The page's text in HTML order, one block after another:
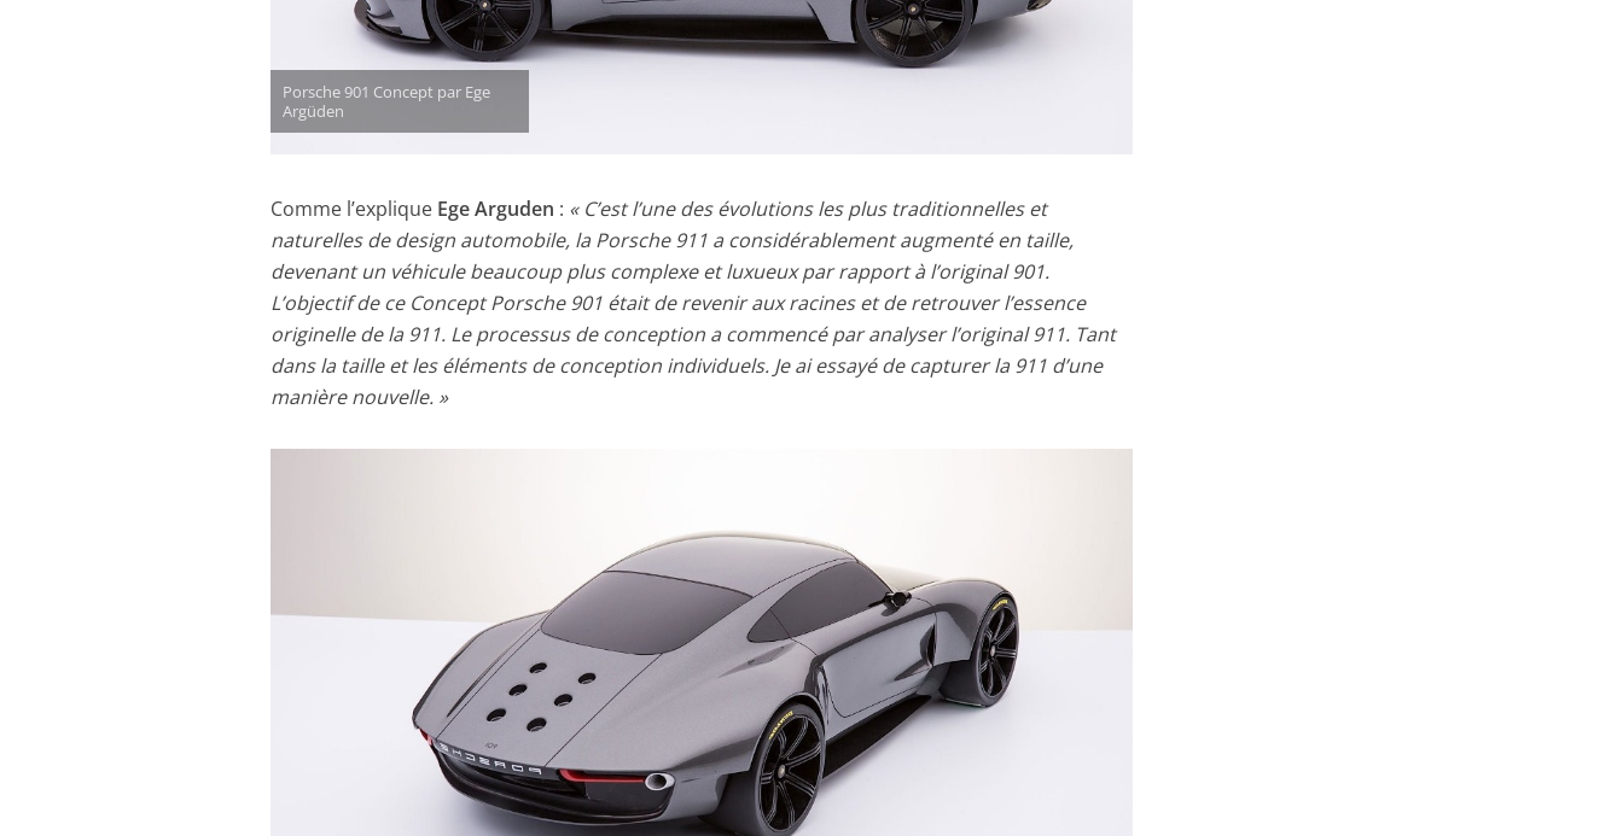
Porsche 901 Concept par Ege
Argüden
Comme l’explique Ege Arguden : « C’est l’une des évolutions les plus traditionnelles et
naturelles de design automobile, la Porsche 911 a considérablement augmenté en taille,
devenant un véhicule beaucoup plus complexe et luxueux par rapport à l’original 901.
L’objectif de ce Concept Porsche 901 était de revenir aux racines et de retrouver l’essence
originelle de la 911. Le processus de conception a commencé par analyser l’original 911. Tant
dans la taille et les éléments de conception individuels. Je ai essayé de capturer la 911 d’une
manière nouvelle. »